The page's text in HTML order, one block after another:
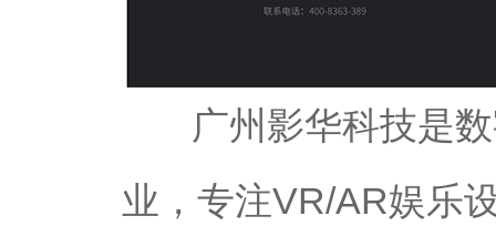
广州影华科技是数
业，专注VR/AR娱乐